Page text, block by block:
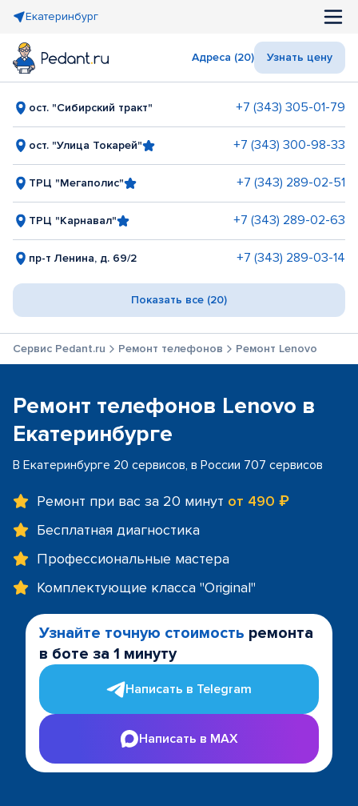
Екатеринбург
Адреса (20) Узнать цену
ост. "Сибирский тракт" +7 (343) 305-01-79
ост. "Улица Токарей" +7 (343) 300-98-33
ТРЦ "Мегаполис" +7 (343) 289-02-51
ТРЦ "Карнавал" +7 (343) 289-02-63
пр-т Ленина, д. 69/2 +7 (343) 289-03-14
Показать все (20)
Сервис Pedant.ru Ремонт телефонов Ремонт Lenovo
Ремонт телефонов Lenovo в
Екатеринбурге
В Екатеринбурге 20 сервисов, в России 707 сервисов
Ремонт при вас за 20 минут от 490 ₽
Бесплатная диагностика
Профессиональные мастера
Комплектующие класса "Original"
Узнайте точную стоимость ремонта
в боте за 1 минуту
Написать в Telegram
Написать в MAX